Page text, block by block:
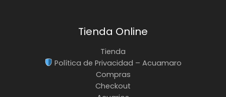
Tienda Online
Tienda
Política de Privacidad – Acuamaro
Compras
Checkout